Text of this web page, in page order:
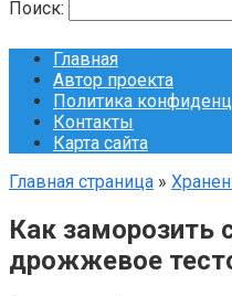
Поиск:
Главная
Автор проекта
Политика
Контакты
Карта сайта
Главная страница »
Как заморозить
дрожжевое